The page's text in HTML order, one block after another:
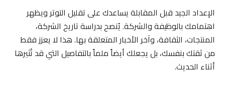
الإعداد الجيد قبل المقابلة يساعدك على تقليل التوتر ويظهر
اهتمامك بالوظيفة والشركة. يُنصح بدراسة تاريخ الشركة،
المنتجات، الثقافة، وآخر الأخبار المتعلقة بها. هذا لا يعزز فقط
من ثقتك بنفسك، بل يجعلك أيضاً ملماً بالتفاصيل التي قد تُثيرها
أثناء الحديث.